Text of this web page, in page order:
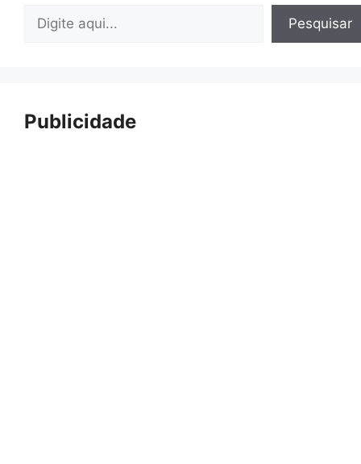
Pesquisar Pesquisar
Publicidade